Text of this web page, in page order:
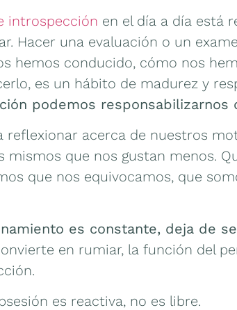
introspección en el día a día está
Hacer una evaluación o un
hemos conducido, cómo nos
es un hábito de madurez y
podemos responsabilizarnos
acerca de nuestros
mismos que nos gustan menos.
que nos equivocamos, que
es constante, deja de
en rumiar, la función del
es reactiva, no es libre.